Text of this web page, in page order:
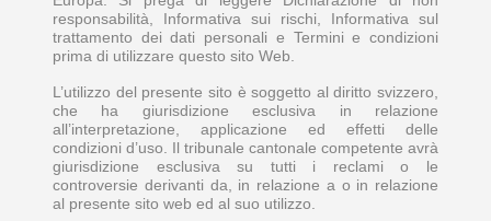
responsabilità, Informativa sui rischi, Informativa sul
trattamento dei dati personali e Termini e condizioni
prima di utilizzare questo sito Web.
L’utilizzo del presente sito è soggetto al diritto svizzero,
che ha giurisdizione esclusiva in relazione
all’interpretazione, applicazione ed effetti delle
condizioni d’uso. Il tribunale cantonale competente avrà
giurisdizione esclusiva su tutti i reclami o le
controversie derivanti da, in relazione a o in relazione
al presente sito web ed al suo utilizzo.